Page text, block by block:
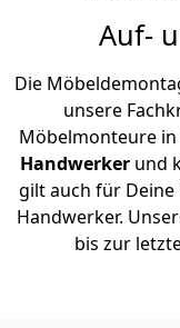
Auf-
Die
unsere
Möbelmonteure
Handwerker und
gilt auch für Deine
Handwerker.
bis zur